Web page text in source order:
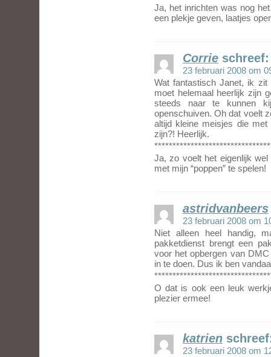
Ja, het inrichten was nog
een plekje geven, laatjes
Corrie schreef:
23 februari 2008 om
Wat fantastisch Janet, ik
moet helemaal heerlijk zijn
steeds naar te kunnen
openschuiven. Oh dat voelt
altijd kleine meisjes die
zijn?! Heerlijk.
Ja, zo voelt het eigenlijk
met mijn “poppen” te spelen!
astridvanbeers
23 februari 2008 om
Niet alleen heel handig,
pakketdienst brengt een
voor het opbergen van
in te doen. Dus ik ben
O dat is ook een leuk
plezier ermee!
katrien
23 februari 2008 om